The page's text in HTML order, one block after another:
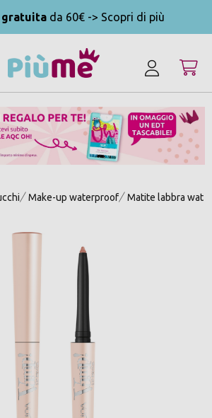
gratuita da 60€ -> Scopri di più
Make-up waterproof Matite labbra